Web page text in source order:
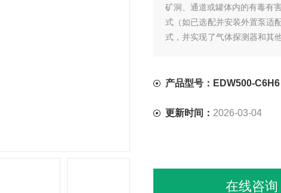
矿洞、通道或罐体内的有毒有
式（如已选配并安装外置泵适
式，并实现了气体探测器和其
产品型号：EDW500-C6H6
更新时间： 2026-03-04
在线咨询